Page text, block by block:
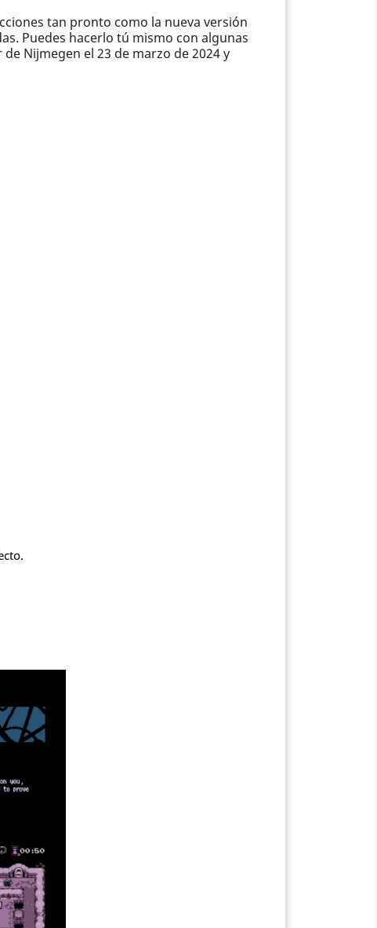
tan pronto como la nueva versión
Puedes hacerlo tú mismo con algunas
Nijmegen el 23 de marzo de 2024 y